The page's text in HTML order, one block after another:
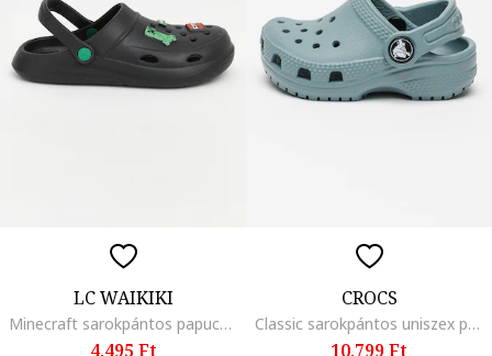
LC WAIKIKI
Minecraft sarokpántos papucs, Fekete
4.495 Ft
CROCS
Classic sarokpántos uniszex papucs, Szénszürke
10.799 Ft